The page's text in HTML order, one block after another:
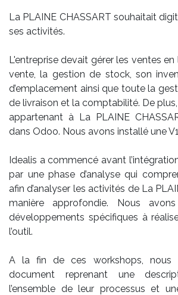
La PLAINE CHASSART souhaitait
ses activités.
L'entreprise devait gérer les ventes
vente, la gestion de stock, son
d’emplacement ainsi que toute la
de livraison et la comptabilité. De
appartenant à La PLAINE
dans Odoo. Nous avons installé une
Idealis a commencé avant
par une phase d’analyse qui
afin d’analyser les activités de La
manière approfondie. Nous
développements spécifiques à
l’outil.
A la fin de ces workshops, nous
document reprenant une
l’ensemble de leur processus et